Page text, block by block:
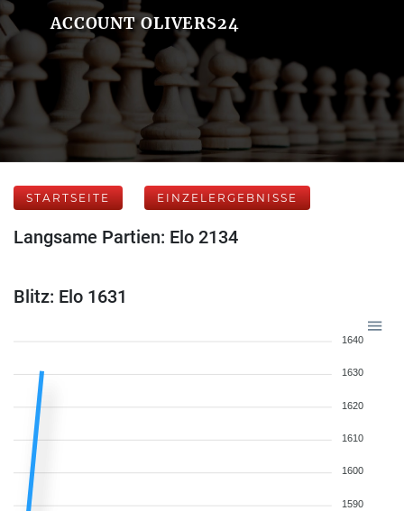
ACCOUNT OLIVERS24
STARTSEITE EINZELERGEBNISSE
Langsame Partien: Elo 2134
Blitz: Elo 1631
1640
1630
1620
1610
1600
1590